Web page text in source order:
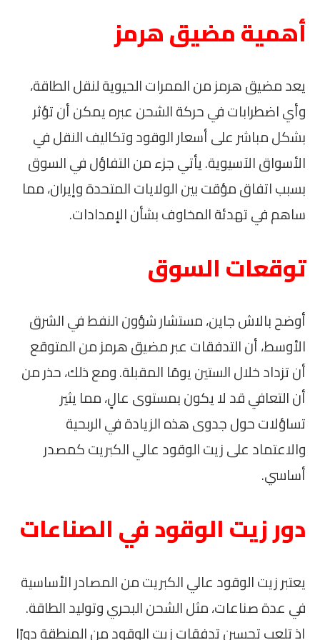
أهمية مضيق هرمز
يعد مضيق هرمز من الممرات الحيوية لنقل الطاقة،
وأي اضطرابات في حركة الشحن عبره يمكن أن تؤثر
بشكل مباشر على أسعار الوقود وتكاليف النقل في
الأسواق الآسيوية. يأتي جزء من التفاؤل في السوق
بسبب اتفاق مؤقت بين الولايات المتحدة وإيران، مما
ساهم في تهدئة المخاوف بشأن الإمدادات.
توقعات السوق
أوضح بالاش جاين، مستشار شؤون النفط في الشرق
الأوسط، أن التدفقات عبر مضيق هرمز من المتوقع
أن تزداد خلال الستين يومًا المقبلة. ومع ذلك، حذر من
أن التعافي قد لا يكون بمستوى عالٍ، مما يثير
تساؤلات حول جدوى هذه الزيادة في الربحية
والاعتماد على زيت الوقود عالي الكبريت كمصدر
أساسي.
دور زيت الوقود في الصناعات
يعتبر زيت الوقود عالي الكبريت من المصادر الأساسية
في عدة صناعات، مثل الشحن البحري وتوليد الطاقة.
إذ تلعب تحسين تدفقات زيت الوقود من المنطقة دورًا